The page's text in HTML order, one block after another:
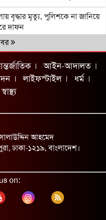
বৃদ্ধার মৃত্যু, পুলিশকে না জানিয়ে
দাফন
নাম জানিয়ে আর্জেন্টাইনদের
দিলেন ব্রাজিলিয়ান কিংবদন্তি
গোষ্ঠীর মতো আচরণ করছে:
আইএলও মহাপরিচালকের বৈঠক
আইন-আদালত
লাইফস্টাইল
ধর্ম
স্বাস্থ্য
আহমেদ
ঢাকা-১২১৯, বাংলাদেশ।
on: